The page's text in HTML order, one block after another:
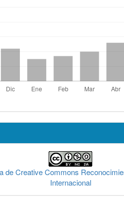
de Creative Commons
Internacional